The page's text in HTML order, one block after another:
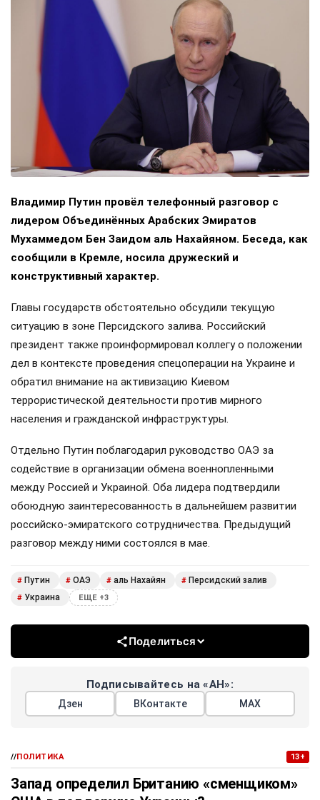
Владимир Путин провёл телефонный разговор с
лидером Объединённых Арабских Эмиратов
Мухаммедом Бен Заидом аль Нахайяном. Беседа, как
сообщили в Кремле, носила дружеский и
конструктивный характер.
Главы государств обстоятельно обсудили текущую
ситуацию в зоне Персидского залива. Российский
президент также проинформировал коллегу о положении
дел в контексте проведения спецоперации на Украине и
обратил внимание на активизацию Киевом
террористической деятельности против мирного
населения и гражданской инфраструктуры.
Отдельно Путин поблагодарил руководство ОАЭ за
содействие в организации обмена военнопленными
между Россией и Украиной. Оба лидера подтвердили
обоюдную заинтересованность в дальнейшем развитии
российско-эмиратского сотрудничества. Предыдущий
разговор между ними состоялся в мае.
# Путин # ОАЭ # аль Нахайян # Персидский залив
# Украина ЕЩЕ +3
Поделиться
Подписывайтесь на «АН»:
Дзен ВКонтакте МАХ
//ПОЛИТИКА 13+
Запад определил Британию «сменщиком»